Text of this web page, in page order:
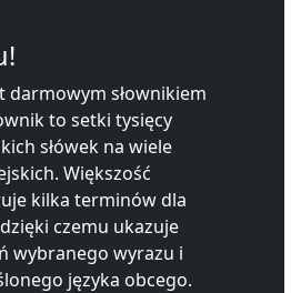
darmowym słownikiem
to setki tysięcy
słówek na wiele
Większość
kilka terminów dla
czemu ukazuje
wybranego wyrazu i
języka obcego.